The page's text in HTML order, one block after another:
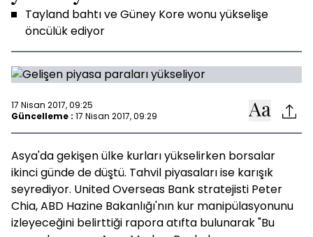
Tayland bahtı ve Güney Kore wonu yükselişe
öncülük ediyor
17 Nisan 2017, 09:25
Güncelleme : 17 Nisan 2017, 09:29
Asya'da gekişen ülke kurları yükselirken borsalar
ikinci günde de düştü. Tahvil piyasaları ise karışık
seyrediyor. United Overseas Bank stratejisti Peter
Chia, ABD Hazine Bakanlığı'nın kur manipülasyonunu
izleyeceğini belirttiği rapora atıfta bulunarak "Bu